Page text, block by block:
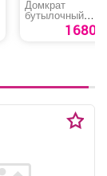
Домкрат
бутылочный
«Сибртех 50806»
1680